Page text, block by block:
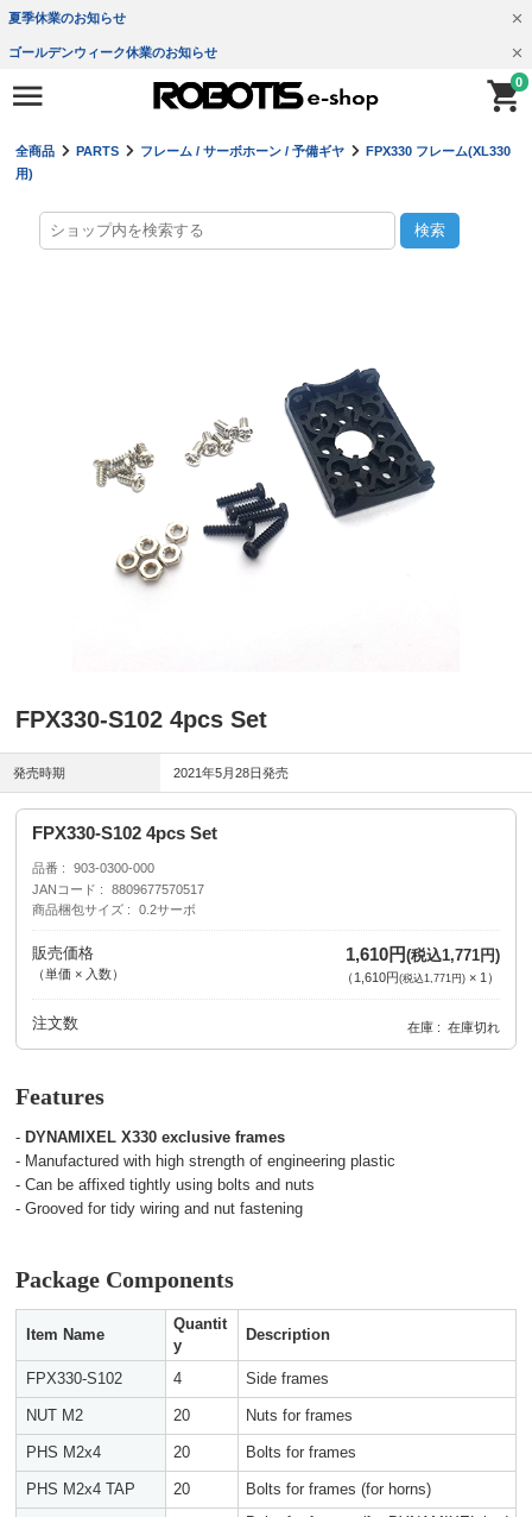
夏季休業のお知らせ
ゴールデンウィーク休業のお知らせ
0
全商品 PARTS フレーム / サーボホーン / 予備ギヤ
FPX330 フレーム(XL330
用)
FPX330-S102 4pcs Set
発売時期 2021年5月28日発売
FPX330-S102 4pcs Set
品番
903-0300-000
JANコード
8809677570517
商品梱包サイズ
0.2サーボ
販売価格
（単価 × 入数）
1,610円(税込1,771円)
（1,610円(税込1,771円)× 1）
注文数 在庫 在庫切れ
Features
- DYNAMIXEL X330 exclusive frames
- Manufactured with high strength of engineering plastic
- Can be affixed tightly using bolts and nuts
- Grooved for tidy wiring and nut fastening
Package Components
Item Name
Quantit
y
Description
FPX330-S102 4 Side frames
NUT M2 20 Nuts for frames
PHS M2x4 20 Bolts for frames
PHS M2x4 TAP 20 Bolts for frames (for horns)